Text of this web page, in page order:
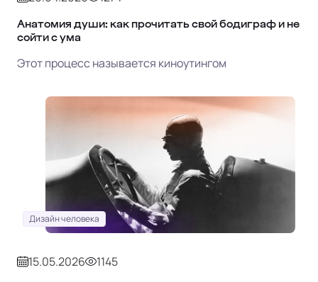
Анатомия души: как прочитать свой бодиграф и не
сойти с ума
Этот процесс называется киноутингом
Дизайн человека
15.05.2026 1145